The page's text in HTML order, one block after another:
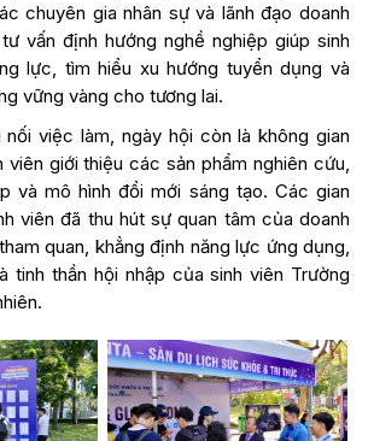
chuyên gia nhân sự và lãnh đạo doanh
vấn định hướng nghề nghiệp giúp sinh
lực, tìm hiểu xu hướng tuyển dụng và
vững vàng cho tương lai.
việc làm, ngày hội còn là không gian
viên giới thiệu các sản phẩm nghiên cứu,
và mô hình đổi mới sáng tạo. Các gian
viên đã thu hút sự quan tâm của doanh
quan, khẳng định năng lực ứng dụng,
tinh thần hội nhập của sinh viên Trường